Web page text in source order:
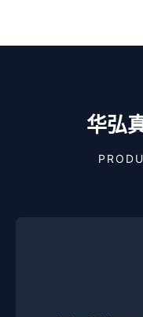
华弘